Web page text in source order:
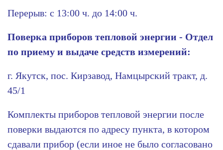
Перерыв: с 13:00 ч. до 14:00 ч.
Поверка приборов тепловой энергии - Отдел
по приему и выдаче средств измерений:
г. Якутск, пос. Кирзавод, Намцырский тракт, д.
45/1
Комплекты приборов тепловой энергии после
поверки выдаются по адресу пункта, в котором
сдавали прибор (если иное не было согласовано